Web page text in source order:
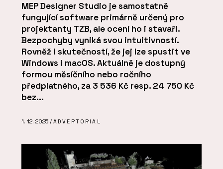
MEP Designer Studio je samostatně
fungující software primárně určený pro
projektanty TZB, ale ocení ho i stavaři.
Bezpochyby vyniká svou intuitivností.
Rovněž i skutečností, že jej lze spustit ve
Windows i macOS. Aktuálně je dostupný
formou měsíčního nebo ročního
předplatného, za 3 536 Kč resp. 24 750 Kč
bez...
1. 12. 2025 / ADVERTORIAL